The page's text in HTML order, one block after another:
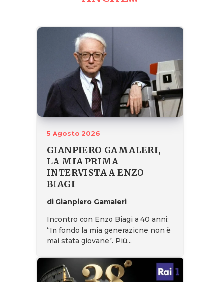
5 Agosto 2026
GIANPIERO GAMALERI,
LA MIA PRIMA
INTERVISTA A ENZO
BIAGI
di Gianpiero Gamaleri
Incontro con Enzo Biagi a 40 anni:
“In fondo la mia generazione non è
mai stata giovane”. Più...